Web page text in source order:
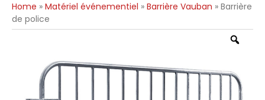
Home » Matériel événementiel » Barrière Vauban » Barrière
de police